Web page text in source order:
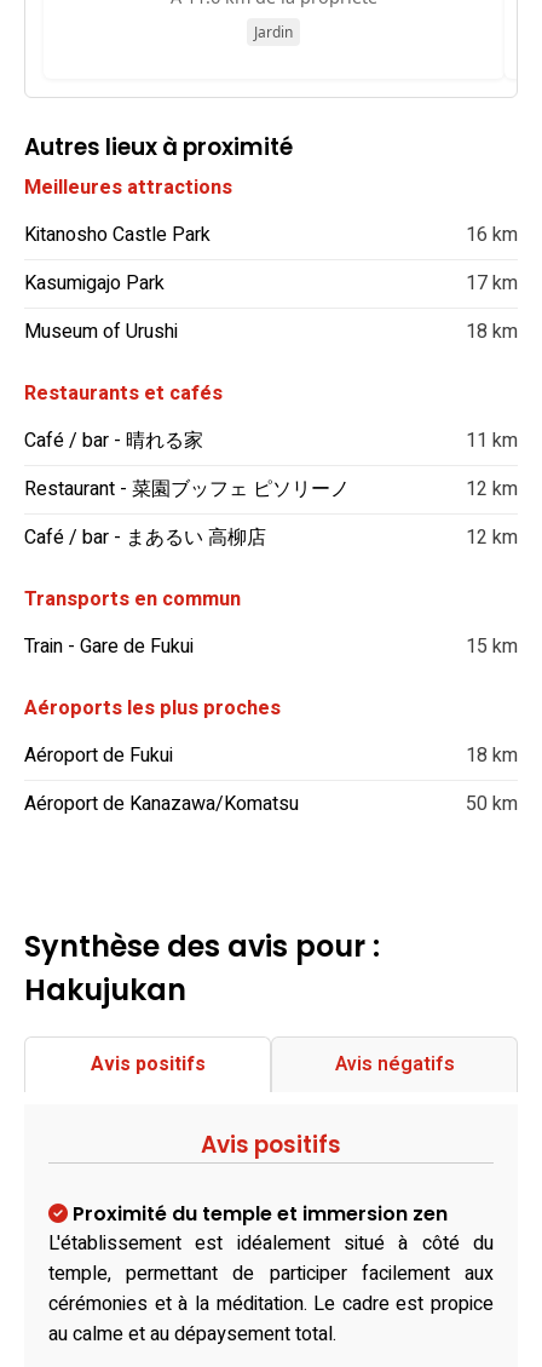
Jardin
Autres lieux à proximité
Meilleures attractions
Kitanosho Castle Park
16 km
Kasumigajo Park
17 km
Museum of Urushi
18 km
Restaurants et cafés
Café / bar - 晴れる家
11 km
Restaurant - 菜園ブッフェ ピソリーノ
12 km
Café / bar - まあるい 高柳店
12 km
Transports en commun
Train - Gare de Fukui
15 km
Aéroports les plus proches
Aéroport de Fukui
18 km
Aéroport de Kanazawa/Komatsu
50 km
Synthèse des avis pour :
Hakujukan
Avis positifs Avis négatifs
Avis positifs
Proximité du temple et immersion zen
L'établissement est idéalement situé à côté du
temple, permettant de participer facilement aux
cérémonies et à la méditation. Le cadre est propice
au calme et au dépaysement total.